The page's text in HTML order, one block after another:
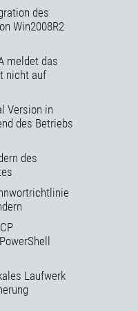
des
Win2008R2
meldet das
nicht auf
Version in
des Betriebs
des
Laufwerk